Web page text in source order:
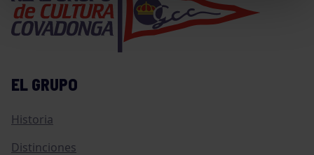
EL GRUPO
Historia
Distinciones